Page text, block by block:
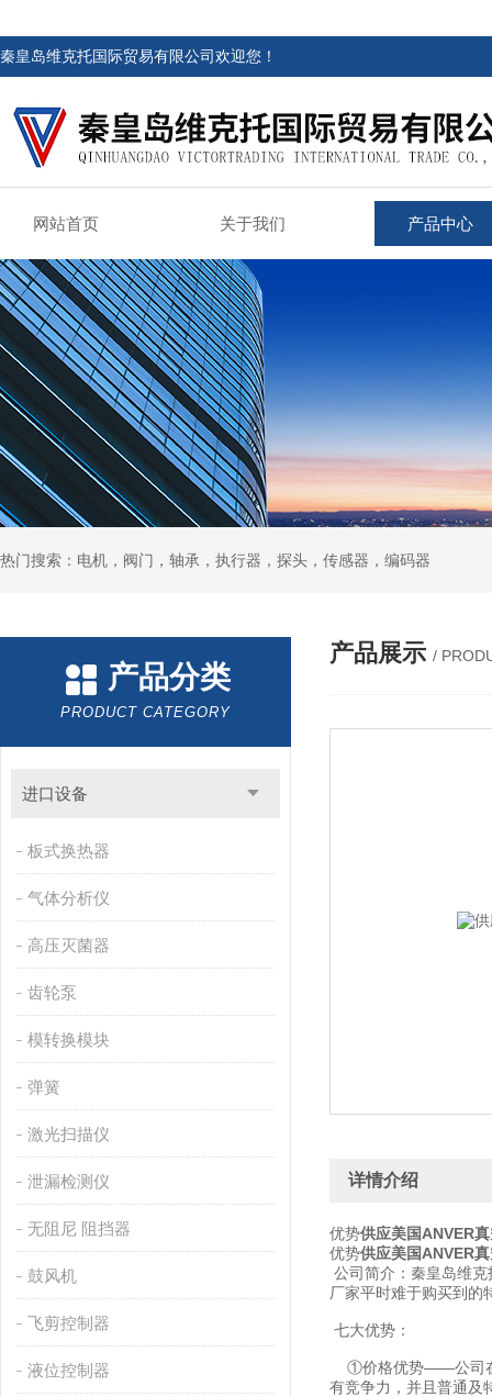
秦皇岛维克托国际贸易有限公司欢迎您！
网站首页 关于我们 产品中心
热门搜索：电机，阀门，轴承，执行器，探头，传感器，编码器
产品分类
PRODUCT CATEGORY
进口设备
板式换热器
气体分析仪
高压灭菌器
齿轮泵
模转换模块
弹簧
激光扫描仪
泄漏检测仪
无阻尼 阻挡器
鼓风机
飞剪控制器
液位控制器
产品展示 /
详情介绍
优势供应美国ANVER
优势供应美国ANVER
公司简介：秦皇岛维
厂家平时难于购买到的
七大优势：
①价格优势——公司在
有竞争力，并且普通及